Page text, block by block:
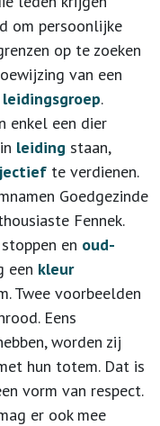
om persoonlijke
op te zoeken
van een
.
enkel een dier
leiding staan,
te verdienen.
Goedgezinde
Fennek.
en oud-
een kleur
Twee voorbeelden
Eens
worden zij
hun totem. Dat is
vorm van respect.
er ook mee